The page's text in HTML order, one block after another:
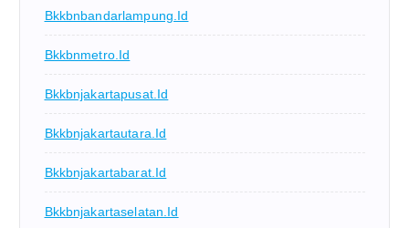
Bkkbnbandarlampung.id
Bkkbnmetro.id
Bkkbnjakartapusat.id
Bkkbnjakartautara.id
Bkkbnjakartabarat.id
Bkkbnjakartaselatan.id